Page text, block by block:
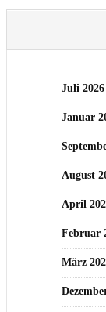
Juli 2026
Januar
August
April
Februar
März